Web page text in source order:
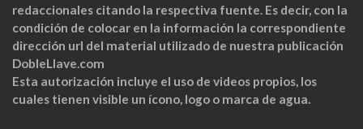
redaccionales citando la respectiva fuente. Es decir, con la
condición de colocar en la información la correspondiente
dirección url del material utilizado de nuestra publicación
DobleLlave.com
Esta autorización incluye el uso de videos propios, los
cuales tienen visible un ícono, logo o marca de agua.